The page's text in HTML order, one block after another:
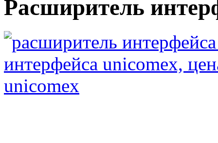
Расширитель